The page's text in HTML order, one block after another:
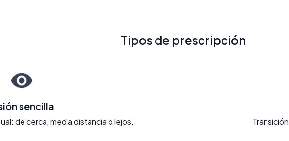
Tipos de prescripción
sencilla
de cerca, media distancia o lejos.